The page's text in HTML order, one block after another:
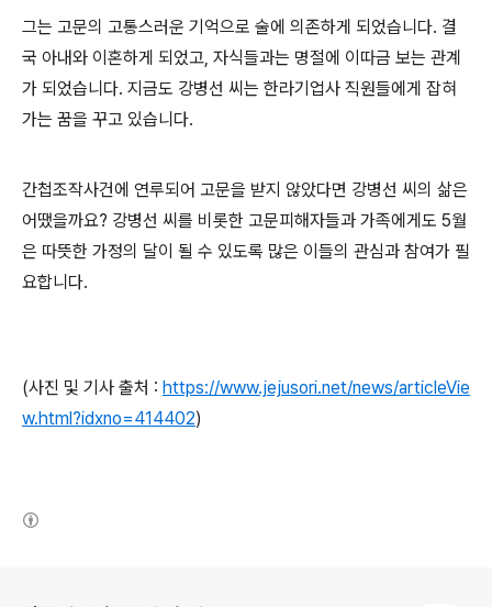
그는 고문의 고통스러운 기억으로 술에 의존하게 되었습니다. 결
국 아내와 이혼하게 되었고, 자식들과는 명절에 이따금 보는 관계
가 되었습니다. 지금도 강병선 씨는 한라기업사 직원들에게 잡혀
가는 꿈을 꾸고 있습니다.
간첩조작사건에 연루되어 고문을 받지 않았다면 강병선 씨의 삶은
어땠을까요? 강병선 씨를 비롯한 고문피해자들과 가족에게도 5월
은 따뜻한 가정의 달이 될 수 있도록 많은 이들의 관심과 참여가 필
요합니다.
(사진 및 기사 출처 : https://www.jejusori.net/news/articleVie
w.html?idxno=414402)